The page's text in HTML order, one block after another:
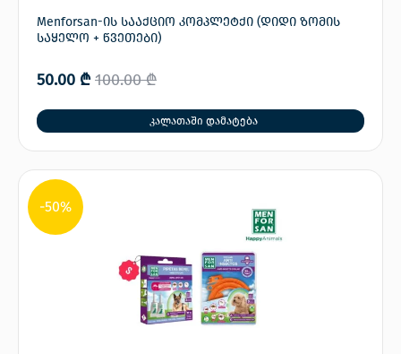
Menforsan-ის სააქციო კომპლეტქი (დიდი ზომის
საყელო + წვეთები)
100.00₾
50.00 ₾
კალათაში დამატება
-50%